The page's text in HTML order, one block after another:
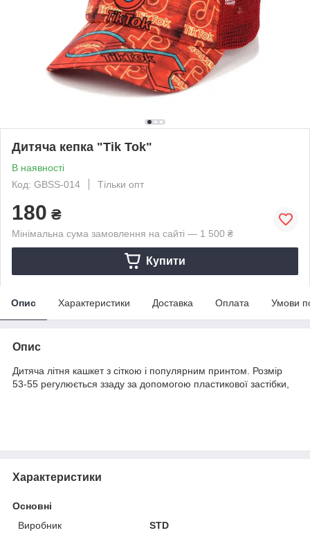
Дитяча кепка "Tik Tok"
В наявності
Код: GBSS-014
Тільки опт
180 ₴
Мінімальна сума замовлення на сайті — 1 500 ₴
Купити
Опис Характеристики Доставка Оплата Умови
Опис
Дитяча літня кашкет з сіткою і популярним принтом. Розмір
53-55 регулюється ззаду за допомогою пластикової застібки,
Характеристики
Основні
Виробник
STD